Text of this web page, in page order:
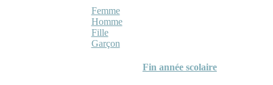
Femme
Homme
Fille
Garçon
Fin année scolaire